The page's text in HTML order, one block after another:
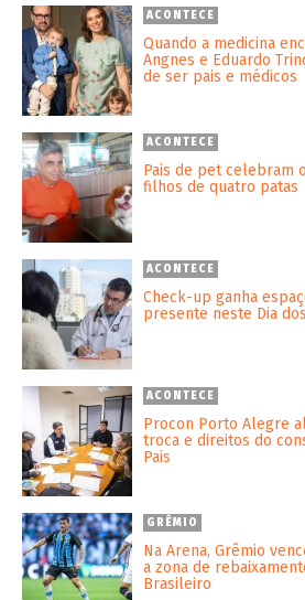
ACONTECE
Quando a medicina
Angnes e Eduardo
de ser pais e médicos
ACONTECE
Pais de pet celebram
filhos de quatro patas
ACONTECE
Check-up ganha
presente neste Dia
ACONTECE
Procon Porto Alegre
troca e direitos do
Pais
GRÊMIO
Na Arena, Grêmio
a zona de
Brasileiro